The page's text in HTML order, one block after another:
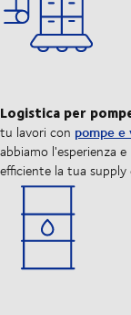
Logistica per
tu lavori con pompe
abbiamo l'esperienza
efficiente la tua supply